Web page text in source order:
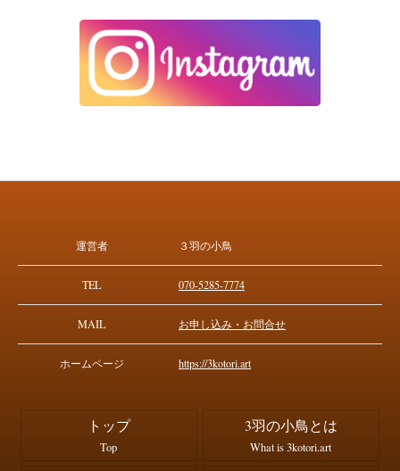
運営者 ３羽の小鳥
TEL 070-5285-7774
MAIL お申し込み・お問合せ
ホームページ https://3kotori.art
トップ
Top
3羽の小鳥とは
What is 3kotori.art